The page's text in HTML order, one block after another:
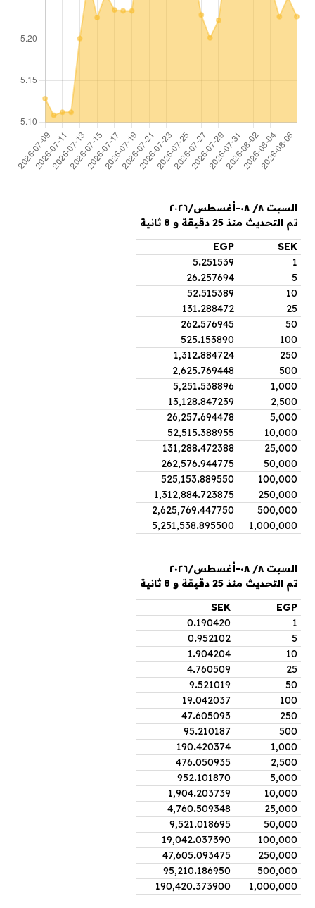
السبت ٨/ ٠٨-أغسطس/٢٠٢٦
تم التحديث منذ 25 دقيقة و 8 ثانية
SEK
EGP
1
5.251539
5
26.257694
10
52.515389
25
131.288472
50
262.576945
100
525.153890
250
1,312.884724
500
2,625.769448
1,000
5,251.538896
2,500
13,128.847239
5,000
26,257.694478
10,000
52,515.388955
25,000
131,288.472388
50,000
262,576.944775
100,000
525,153.889550
250,000
1,312,884.723875
500,000
2,625,769.447750
1,000,000
5,251,538.895500
السبت ٨/ ٠٨-أغسطس/٢٠٢٦
تم التحديث منذ 25 دقيقة و 8 ثانية
EGP
SEK
1
0.190420
5
0.952102
10
1.904204
25
4.760509
50
9.521019
100
19.042037
250
47.605093
500
95.210187
1,000
190.420374
2,500
476.050935
5,000
952.101870
10,000
1,904.203739
25,000
4,760.509348
50,000
9,521.018695
100,000
19,042.037390
250,000
47,605.093475
500,000
95,210.186950
1,000,000
190,420.373900